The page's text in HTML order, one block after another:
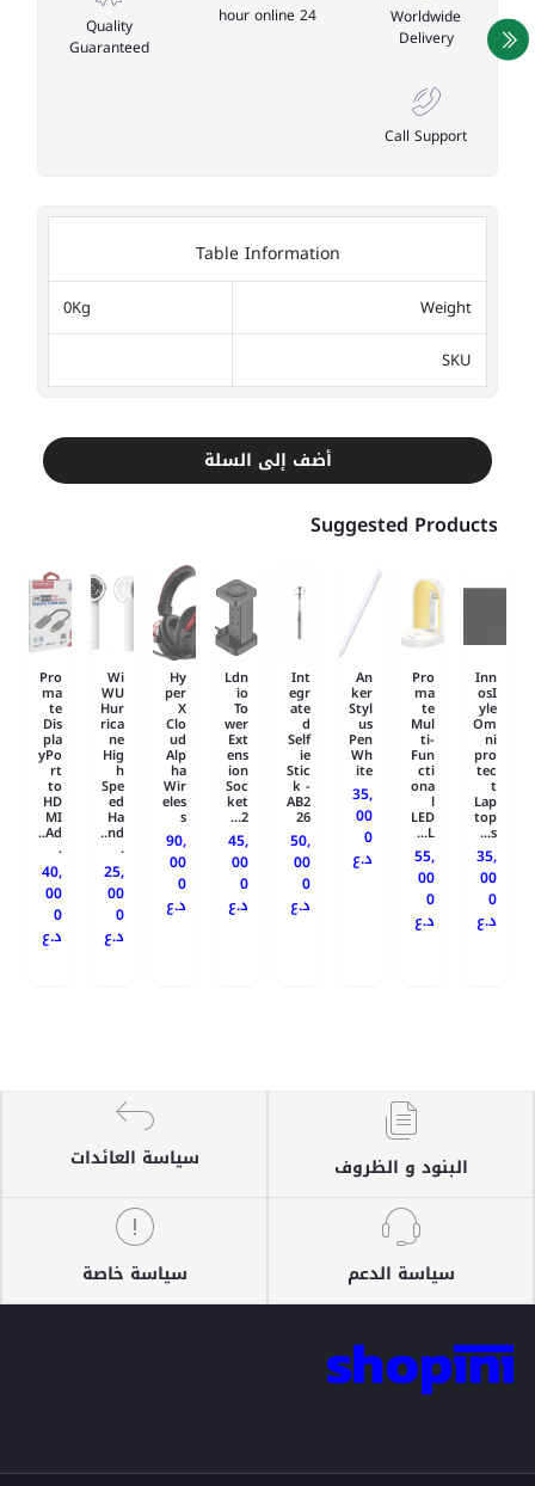
Worldwide
Delivery
24 hour online
Quality
Guaranteed
Call Support
Table Information
Weight
0Kg
SKU
أضف إلى السلة
Suggested Products
Inn
osI
yle
Om
ni
pro
tec
t
Lap
top
s...
35,
00
0
د.ع
Pro
ma
te
Mul
ti-
Fun
cti
ona
l
LED
L...
55,
00
0
د.ع
An
ker
Styl
us
Pen
Wh
ite
35,
00
0
د.ع
Int
egr
ate
d
Self
ie
Stic
k -
AB2
26
50,
00
0
د.ع
Ldn
io
To
wer
Ext
ens
ion
Soc
ket
2...
45,
00
0
د.ع
Hy
per
X
Clo
ud
Alp
ha
Wir
eles
s
90,
00
0
د.ع
Wi
WU
Hur
rica
ne
Hig
h
Spe
ed
Ha
nd..
.
25,
00
0
د.ع
Pro
ma
te
Dis
pla
yPo
rt
to
HD
MI
Ad..
.
40,
00
0
د.ع
البنود و الظروف سياسة العائدات
سياسة الدعم سياسة خاصة